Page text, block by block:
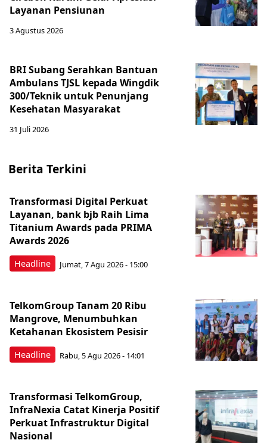
Layanan Pensiunan
3 Agustus 2026
BRI Subang Serahkan Bantuan
Ambulans TJSL kepada Wingdik
300/Teknik untuk Penunjang
Kesehatan Masyarakat ​
31 Juli 2026
Berita Terkini
Headline
Transformasi Digital Perkuat
Layanan, bank bjb Raih Lima
Titanium Awards pada PRIMA
Awards 2026
Jumat, 7 Agu 2026 - 15:00
Headline
TelkomGroup Tanam 20 Ribu
Mangrove, Menumbuhkan
Ketahanan Ekosistem Pesisir
Rabu, 5 Agu 2026 - 14:01
Transformasi TelkomGroup,
InfraNexia Catat Kinerja Positif
Perkuat Infrastruktur Digital
Nasional